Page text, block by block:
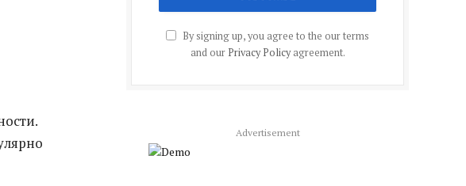
By signing up, you agree to the our terms
and our Privacy Policyagreement.
Advertisement